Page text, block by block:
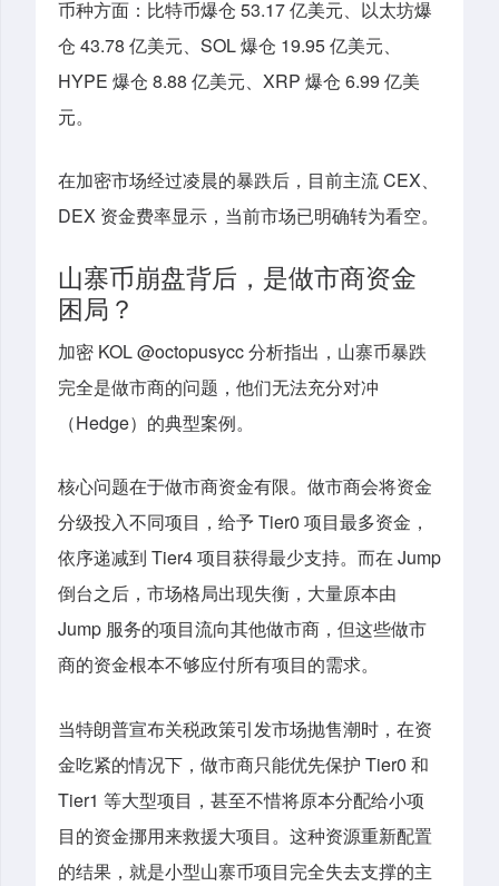
币种方面：比特币爆仓 53.17 亿美元、以太坊爆
仓 43.78 亿美元、SOL 爆仓 19.95 亿美元、
HYPE 爆仓 8.88 亿美元、XRP 爆仓 6.99 亿美
元。
在加密市场经过凌晨的暴跌后，目前主流 CEX、
DEX 资金费率显示，当前市场已明确转为看空。
山寨币崩盘背后，是做市商资金
困局？
加密 KOL @octopusycc 分析指出，山寨币暴跌
完全是做市商的问题，他们无法充分对冲
（Hedge）的典型案例。
核心问题在于做市商资金有限。做市商会将资金
分级投入不同项目，给予 Tier0 项目最多资金，
依序递减到 Tier4 项目获得最少支持。而在 Jump
倒台之后，市场格局出现失衡，大量原本由
Jump 服务的项目流向其他做市商，但这些做市
商的资金根本不够应付所有项目的需求。
当特朗普宣布关税政策引发市场抛售潮时，在资
金吃紧的情况下，做市商只能优先保护 Tier0 和
Tier1 等大型项目，甚至不惜将原本分配给小项
目的资金挪用来救援大项目。这种资源重新配置
的结果，就是小型山寨币项目完全失去支撑的主